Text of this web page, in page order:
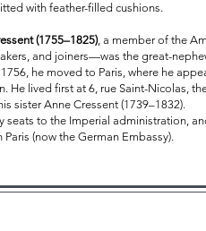
with feather-filled cushions.
(1755–1825), a member of the
and joiners—was the great-
he moved to Paris, where he
He lived first at 6, rue Saint-Nicolas,
sister Anne Cressent (1739–1832).
seats to the Imperial administration,
(now the German Embassy).